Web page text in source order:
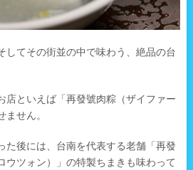
してその街並の中で味わう、絶品の台
店といえば「再發號肉粽（ザイファー
せん。
た後には、台南を代表する老舗「再發
ウツォン）」の特製ちまきも味わって